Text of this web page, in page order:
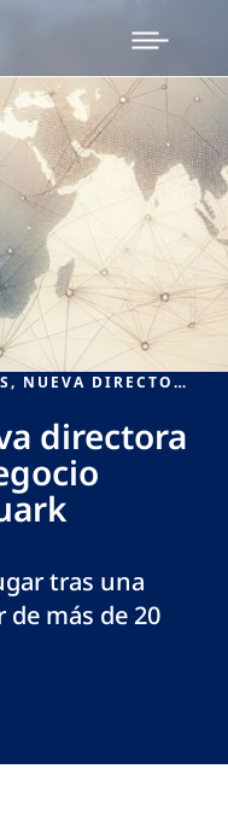
CRISTINA GINÉS, NUEVA DIRECTORA DE DESARROLLO DE NEGOCIO INTERNACIONAL DE QUARK
directora
tras una
más de 20